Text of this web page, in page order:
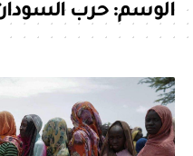
الوسم:حرب السودان